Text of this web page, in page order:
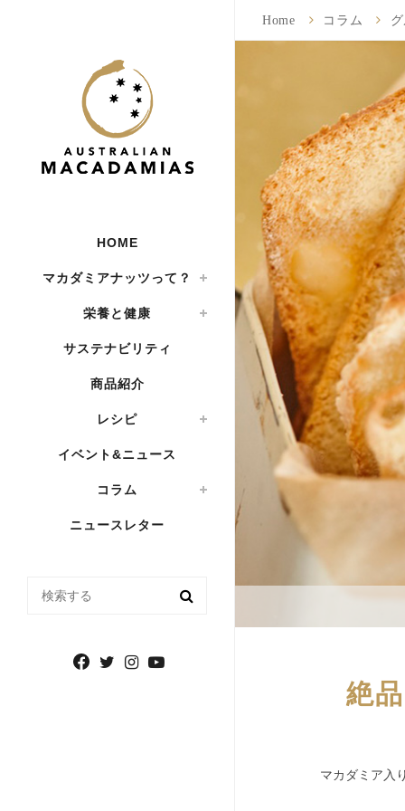
HOME
マカダミアナッツって？
栄養と健康
サステナビリティ
商品紹介
レシピ
イベント&ニュース
コラム
ニュースレター
Home コラム
絶
マカダミア入